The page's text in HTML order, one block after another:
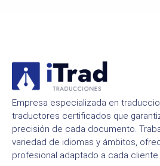
Empresa especializada en
traductores certificados que
precisión de cada documento.
variedad de idiomas y ámbitos,
profesional adaptado a cada cliente.